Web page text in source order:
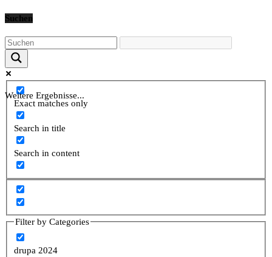
Suchen
Weitere Ergebnisse...
Exact matches only
Search in title
Search in content
Filter by Categories
drupa 2024